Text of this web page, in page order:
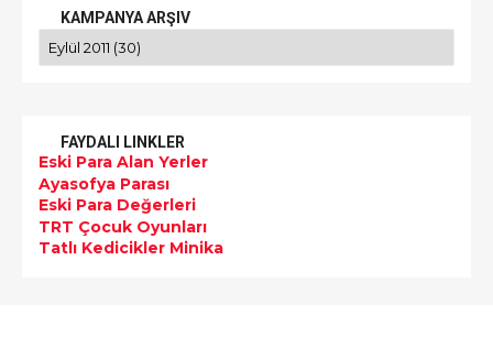
KAMPANYA ARŞIV
FAYDALI LINKLER
Eski Para Alan Yerler
Ayasofya Parası
Eski Para Değerleri
TRT Çocuk Oyunları
Tatlı Kedicikler Minika